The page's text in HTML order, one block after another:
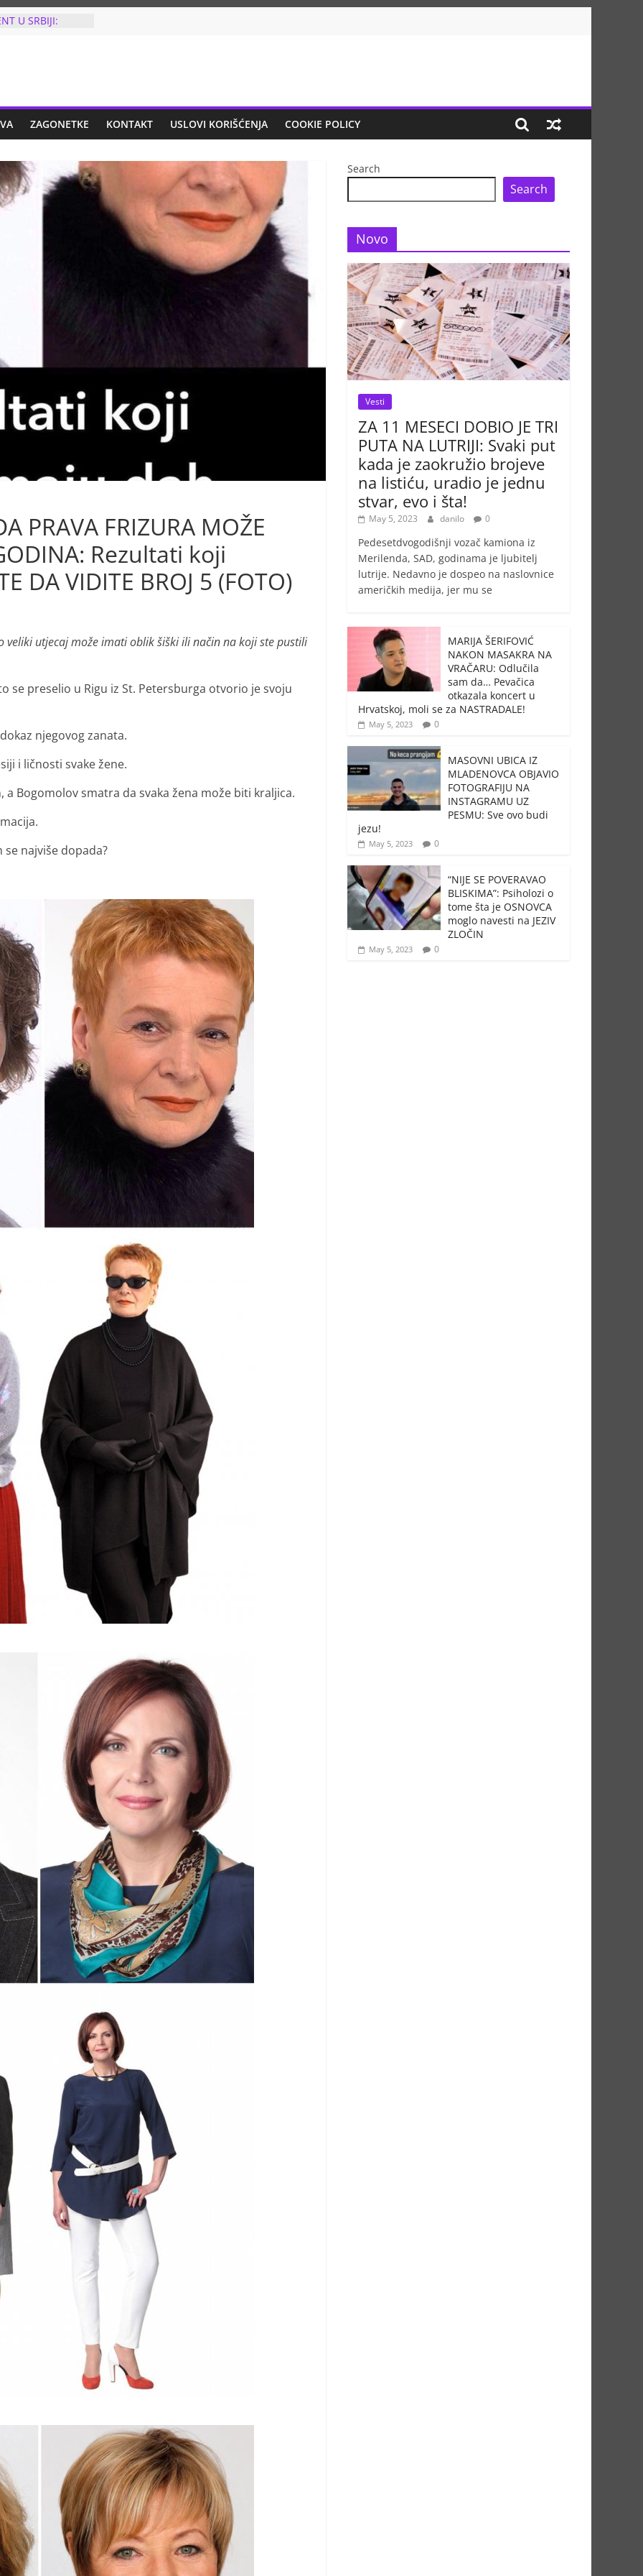
BLISKIMA”:
odmah uhapšen!
JE TRI PUTA
i šta!
Odlučila
koncert
ZAGONETKE KONTAKT USLOVI KORIŠĆENJA COOKIE POLICY
PRAVA FRIZURA MOŽE
Rezultati koji
DA VIDITE BROJ 5 (FOTO)
veliki utjecaj može imati oblik šiški ili način na koji ste pustili
se preselio u Rigu iz St. Petersburga otvorio je svoju
njegovog zanata.
i ličnosti svake žene.
Bogomolov smatra da svaka žena može biti kraljica.
najviše dopada?
Search
Search
Novo
Vesti
ZA 11 MESECI DOBIO JE TRI
PUTA NA LUTRIJI: Svaki put
kada je zaokružio brojeve
na listiću, uradio je jednu
stvar, evo i šta!
May 5, 2023 danilo 0
Pedesetdvogodišnji vozač kamiona iz
Merilenda, SAD, godinama je ljubitelj
lutrije. Nedavno je dospeo na naslovnice
američkih medija, jer mu se
MARIJA ŠERIFOVIĆ
NAKON MASAKRA NA
VRAČARU: Odlučila
sam da… Pevačica
otkazala koncert u
Hrvatskoj, moli se za NASTRADALE!
May 5, 2023 0
MASOVNI UBICA IZ
MLADENOVCA OBJAVIO
FOTOGRAFIJU NA
INSTAGRAMU UZ
PESMU: Sve ovo budi
jezu!
May 5, 2023 0
“NIJE SE POVERAVAO
BLISKIMA”: Psiholozi o
tome šta je OSNOVCA
moglo navesti na JEZIV
ZLOČIN
May 5, 2023 0